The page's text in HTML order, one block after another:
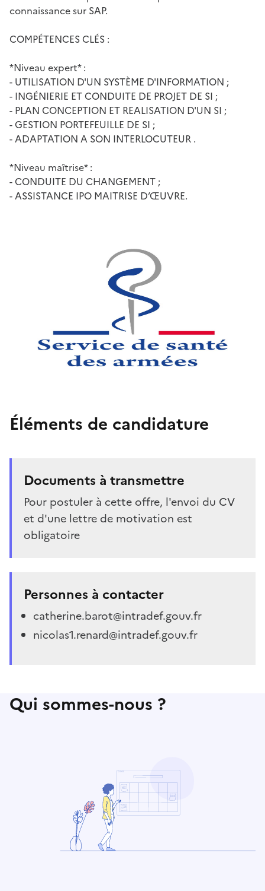
connaissance sur SAP.
COMPÉTENCES CLÉS :
*Niveau expert* :
- UTILISATION D'UN SYSTÈME D'INFORMATION ;
- INGÉNIERIE ET CONDUITE DE PROJET DE SI ;
- PLAN CONCEPTION ET REALISATION D'UN SI ;
- GESTION PORTEFEUILLE DE SI ;
- ADAPTATION A SON INTERLOCUTEUR .
*Niveau maîtrise* :
- CONDUITE DU CHANGEMENT ;
- ASSISTANCE IPO MAITRISE D’ŒUVRE.
Éléments de candidature
Documents à transmettre
Pour postuler à cette offre, l'envoi du CV
et d'une lettre de motivation est
obligatoire
Personnes à contacter
catherine.barot@intradef.gouv.fr
nicolas1.renard@intradef.gouv.fr
Qui sommes-nous ?